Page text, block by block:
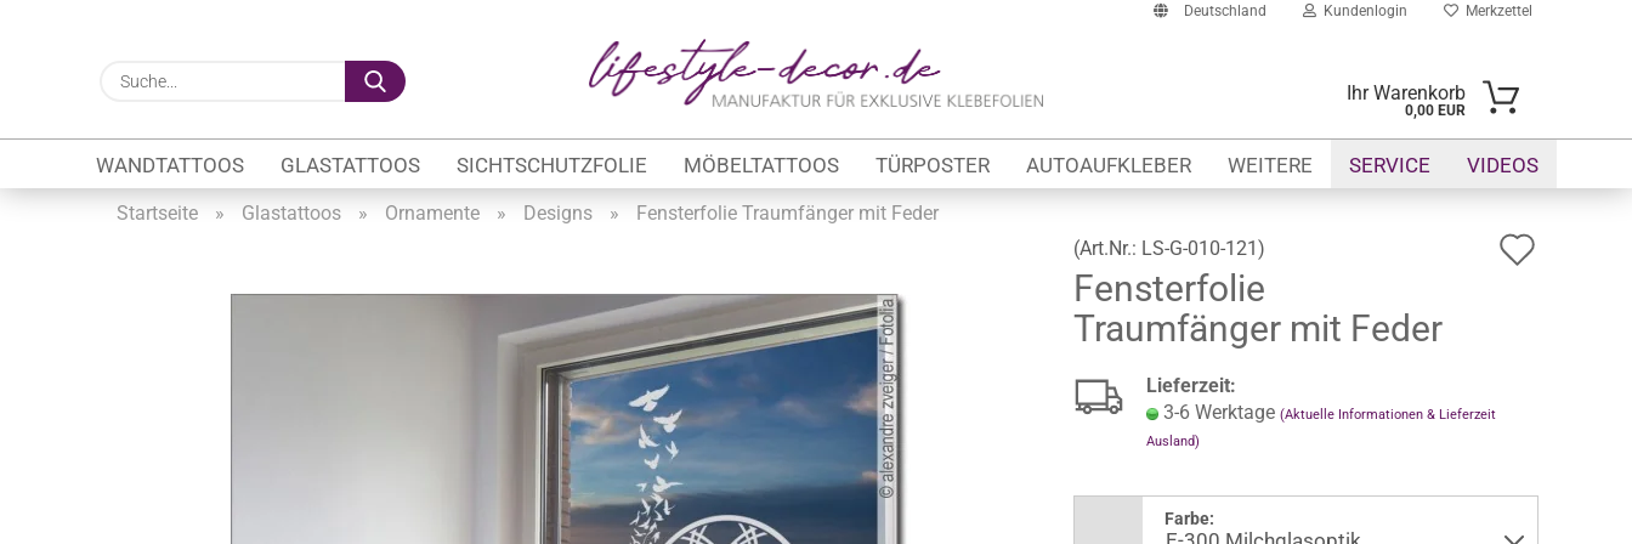
Deutschland
Lieferland
Kundenlogin
E-Mail
Passwort
Konto erstellen
Merkzettel
Suche...
Ihr Warenkorb
0,00 EUR
WANDTATTOOS GLASTATTOOS SICHTSCHUTZFOLIE MÖBELTATTOOS TÜRPOSTER AUTOAUFKLEBER SERVICE VIDEOS
WEITERE
Firmenlogo
Fahrzeugwerbung
Schaufensterbeschriftung
Sichtschutzfolien Gewerbe
Startseite » Glastattoos » Ornamente » Designs »
Fensterfolie Traumfänger mit Feder
(Art.Nr.: LS-G-010-121)
Fensterfolie
Traumfänger mit Feder
Lieferzeit:
3-6 Werktage (Aktuelle Informationen & Lieferzeit
Ausland)
Farbe: